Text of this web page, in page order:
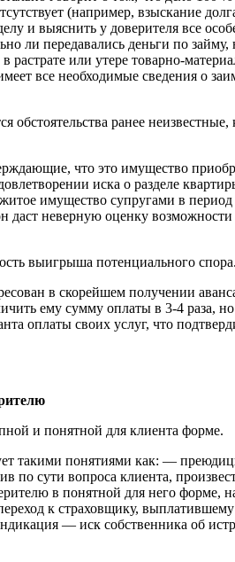
(например, взыскание
и выяснить у доверителя все
ли передавались деньги по займу,
или утере товарно-
все необходимые сведения о
ранее
что это имущество
иска о разделе
имущество супругами в
даст неверную оценку
выигрыша потенциального спора.
в скорейшем получении
ему сумму оплаты в 3-4 раза,
оплаты своих услуг, что
и понятной для клиента форме.
такими понятиями как: —
по сути вопроса клиента,
в понятной для него
к страховщику, выплатившему
— иск собственника об